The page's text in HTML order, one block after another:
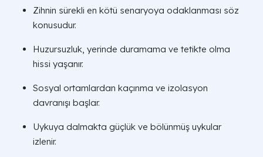
Terapi
Odaklandığı Sorunlar
Bilişsel
Davranışçı
Anksiyete, depresyon,
ödevler,
EMDR
Travma sonrası stres
bozukluğu (TSSB), panik
(çift
Zihnin sürekli en kötü senaryoya odaklanması söz
konusudur.
Huzursuzluk, yerinde duramama ve tetikte olma
hissi yaşanır.
Sosyal ortamlardan kaçınma ve izolasyon
davranışı başlar.
Uykuya dalmakta güçlük ve bölünmüş uykular
izlenir.